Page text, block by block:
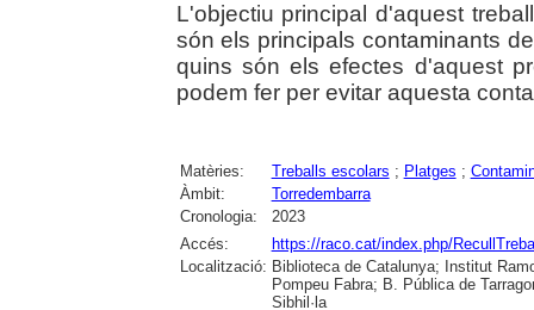
L'objectiu principal d'aquest
són els principals contaminants
quins són els efectes d'aquest
podem fer per evitar aquesta
Matèries: Treballs escolars ; Platges ;
Àmbit:
Torredembarra
Cronologia:
2023
Accés:
https://raco.cat/index.php/
Localització: Biblioteca de Catalunya; Institut
Pompeu Fabra; B. Pública de
Sibhil·la